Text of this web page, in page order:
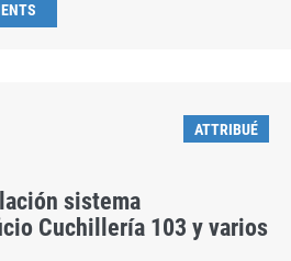
ATTRIBUÉ
sistema
Cuchillería 103 y varios